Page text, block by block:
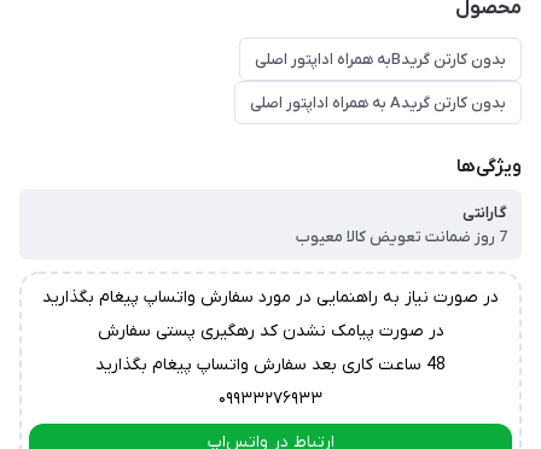
محصول
بدون کارتن گریدBبه همراه اداپتور اصلی
بدون کارتن گریدA به همراه اداپتور اصلی
ویژگی‌ها
گارانتی
7 روز ضمانت تعویض کالا معیوب
در صورت نیاز به راهنمایی در مورد سفارش واتساپ پیغام بگذارید
در صورت پیامک نشدن کد رهگیری پستی سفارش
48 ساعت کاری بعد سفارش واتساپ پیغام بگذارید
۰۹۹۳۳۲۷۶۹۳۳
ارتباط در واتس‌اپ